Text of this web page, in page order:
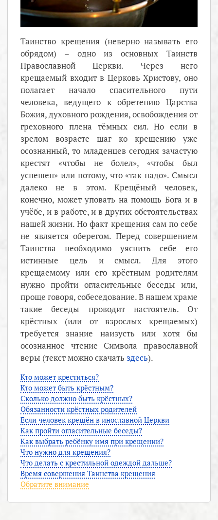
Таинство крещения (неверно называть его
обрядом) – одно из основных Таинств
Православной Церкви. Через него
крещаемый входит в Церковь Христову, оно
полагает начало спасительного пути
человека, ведущего к обретению Царства
Божия, духовного рождения, освобождения от
греховного плена тёмных сил. Но если в
зрелом возрасте шаг ко крещению уже
осознанный, то младенцев сегодня зачастую
крестят «чтобы не болел», «чтобы был
успешен» или потому, что «так надо». Смысл
далеко не в этом. Крещёный человек,
конечно, может уповать на помощь Бога и в
учёбе, и в работе, и в других обстоятельствах
нашей жизни. Но факт крещения сам по себе
не является оберегом. Перед совершением
Таинства необходимо уяснить себе его
истинные цель и смысл. Для этого
крещаемому или его крёстным родителям
нужно пройти огласительные беседы или,
проще говоря, собеседование. В нашем храме
такие беседы проводит настоятель. От
крёстных (или от взрослых крещаемых)
требуется знание наизусть или хотя бы
осознанное чтение Символа православной
веры (текст можно скачать здесь).
Кто может креститься?
Кто может быть крёстным?
Сколько должно быть крёстных?
Обязанности крёстных родителей
Если человек крещён в инославной Церкви
Как пройти огласительные беседы?
Как выбрать ребёнку имя при крещении?
Что нужно для крещения?
Что делать с крестильной одеждой дальше?
Время совершения Таинства крещения
Обратите внимание